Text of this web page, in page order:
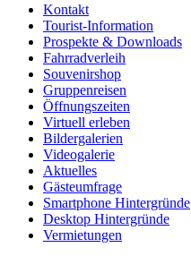
Kontakt
Tourist-Information
Prospekte & Downloads
Fahrradverleih
Souvenirshop
Gruppenreisen
Öffnungszeiten
Virtuell erleben
Bildergalerien
Videogalerie
Aktuelles
Gästeumfrage
Smartphone Hintergründe
Desktop Hintergründe
Vermietungen